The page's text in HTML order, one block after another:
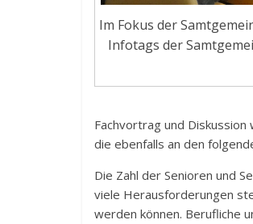
Im Fokus der
Infotags der
Fachvortrag und
die ebenfalls an den
Die Zahl der Senioren und
viele Herausforderungen
werden können. Berufliche